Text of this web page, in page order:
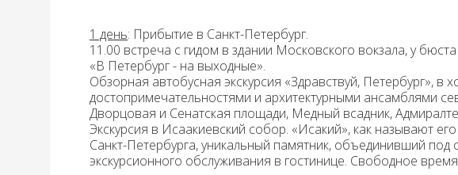
1 день: Прибытие в Санкт-Пе­тер­бур­г.
11.00 встреча с гидом в здании Московского вокзала, у
«В Петербург - на выходные».
Обзорная автобусная экскурсия «Здравствуй, Петербург», в
достопримечательностями и архитектурными ансамблями
Дворцовая и Сенатская площади, Медный всадник,
Экскурсия в Исаакиевский собор. «Исакий», как называют
Санкт-Петербурга, уникальный памятник, объединивший
экскурсионного обслуживания в гостинице. Свободное